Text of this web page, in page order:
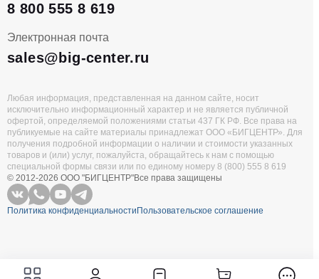
8 800 555 8 619
Электронная почта
sales@big-center.ru
Любая информация, представленная на данном сайте, носит
исключительно информационный характер и не является публичной
офертой, определяемой положениями статьи 437 ГК РФ. Все права на
публикуемые на сайте материалы принадлежат ООО «БИГЦЕНТР». Для
получения подробной информации о наличии и стоимости указанных
товаров и (или) услуг, пожалуйста, обращайтесь к нам с помощью
специальной формы связи или по единому номеру 8 (800) 555 8 619
© 2012-2026 ООО "БИГЦЕНТР"Все права защищены
Политика конфиденциальности Пользовательское соглашение